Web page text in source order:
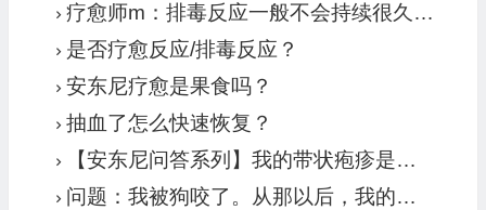
疗愈师m：排毒反应一般不会持续很久。一直没好的就是病症爆发。要当病症来处理。
是否疗愈反应/排毒反应？
安东尼疗愈是果食吗？
抽血了怎么快速恢复？
【安东尼问答系列】我的带状疱疹是排毒反应吗?
问题：我被狗咬了。从那以后，我的膝盖和腿部一直疼痛。还发生了一些其他事情，对此也原因不明。我的疼痛和其他症状有多少与狗咬有关？